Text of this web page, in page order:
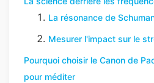
La résonance de
Mesurer l'impact sur le
Pourquoi choisir le Canon de
pour méditer